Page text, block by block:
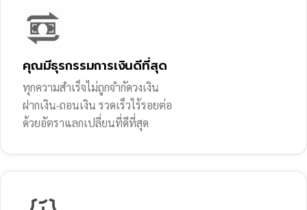
คุณมีธุรกรรมการเงินดีที่สุด
ทุกความสำเร็จไม่ถูกจำกัดวงเงิน
ฝากเงิน-ถอนเงิน รวดเร็วไร้รอยต่อ
ด้วยอัตราแลกเปลี่ยนที่ดีที่สุด